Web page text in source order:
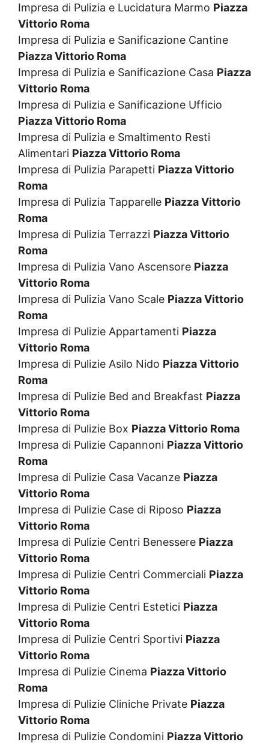
Impresa di Pulizia e Lucidatura Marmo Piazza
Vittorio Roma
Impresa di Pulizia e Sanificazione Cantine
Piazza Vittorio Roma
Impresa di Pulizia e Sanificazione Casa Piazza
Vittorio Roma
Impresa di Pulizia e Sanificazione Ufficio
Piazza Vittorio Roma
Impresa di Pulizia e Smaltimento Resti
Alimentari Piazza Vittorio Roma
Impresa di Pulizia Parapetti Piazza Vittorio
Roma
Impresa di Pulizia Tapparelle Piazza Vittorio
Roma
Impresa di Pulizia Terrazzi Piazza Vittorio
Roma
Impresa di Pulizia Vano Ascensore Piazza
Vittorio Roma
Impresa di Pulizia Vano Scale Piazza Vittorio
Roma
Impresa di Pulizie Appartamenti Piazza
Vittorio Roma
Impresa di Pulizie Asilo Nido Piazza Vittorio
Roma
Impresa di Pulizie Bed and Breakfast Piazza
Vittorio Roma
Impresa di Pulizie Box Piazza Vittorio Roma
Impresa di Pulizie Capannoni Piazza Vittorio
Roma
Impresa di Pulizie Casa Vacanze Piazza
Vittorio Roma
Impresa di Pulizie Case di Riposo Piazza
Vittorio Roma
Impresa di Pulizie Centri Benessere Piazza
Vittorio Roma
Impresa di Pulizie Centri Commerciali Piazza
Vittorio Roma
Impresa di Pulizie Centri Estetici Piazza
Vittorio Roma
Impresa di Pulizie Centri Sportivi Piazza
Vittorio Roma
Impresa di Pulizie Cinema Piazza Vittorio
Roma
Impresa di Pulizie Cliniche Private Piazza
Vittorio Roma
Impresa di Pulizie Condomini Piazza Vittorio